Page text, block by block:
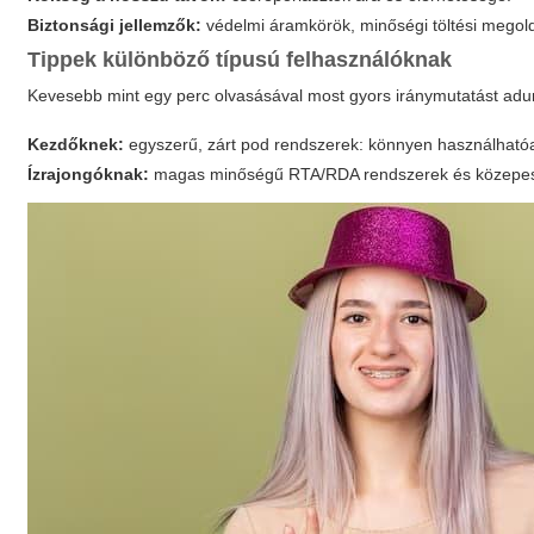
Biztonsági jellemzők: védelmi áramkörök, minőségi töltési
Tippek különböző típusú felhasználóknak
Kevesebb mint egy perc olvasásával most gyors iránymutatást
Kezdőknek: egyszerű, zárt pod rendszerek: könnyen
Ízrajongóknak: magas minőségű RTA/RDA rendszerek és